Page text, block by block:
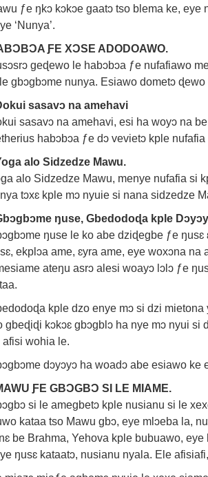
ƒe ŋkɔ kɔkɔe gaatɔ tso blema ke,
‘Nunya’.
ƑE XƆSE ADODOAWO.
geɖewo le habɔbɔa ƒe nufafiawo
gbɔgbɔme nunya. Esiawo dometɔ ɖewo
sasavɔ na amehavi
sasavɔ na amehavi, esi ha woyɔ na
habɔbɔa ƒe dɔ vevietɔ kple nufafia
alo Sidzedze Mawu.
alo Sidzedze Mawu, menye nufafia si
tɔxɛ kple mɔ nyuie si nana sidzedze
ŋuse, Gbedodoɖa kple
ŋuse le ko abe dziɖegbe ƒe
ekplɔa ame, ɛyra ame, eye woxɔna na
ateŋu asrɔ alesi woayɔ lɔlɔ ƒe
kple dzo enye mɔ si dzi
gbeɖiɖi kɔkɔɛ gbɔgblɔ ha nye mɔ nyui
afisi wohia le.
dɔyɔyɔ ha woadɔ abe esiawo ke
ƑE GBƆGBƆ SI LE MIAME.
si le amegbetɔ kple nusianu si le
kataa tso Mawu gbɔ, eye mlɔeba la,
be Brahma, Yehova kple bubuawo,
ŋusɛ kataatɔ, nusianu nyala. Ele